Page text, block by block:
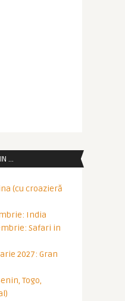
…
(cu croazieră
India
Safari in
2027: Gran
Togo,